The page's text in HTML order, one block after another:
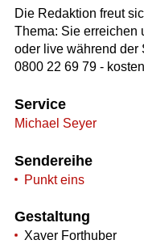
Die Redaktion freut
Thema: Sie erreichen
oder live während der
0800 22 69 79 -
Service
Michael Seyer
Sendereihe
Punkt eins
Gestaltung
Xaver Forthuber